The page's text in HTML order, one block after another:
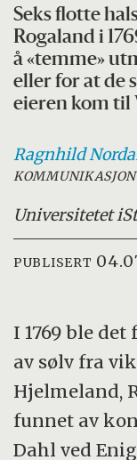
Seks flotte
Rogaland i
å «temme»
eller for at de
eieren kom til
Ragnhild
Universitetet i
PUBLISERT
I 1769 ble
av sølv fra
Hjelmeland,
funnet av
Dahl ved